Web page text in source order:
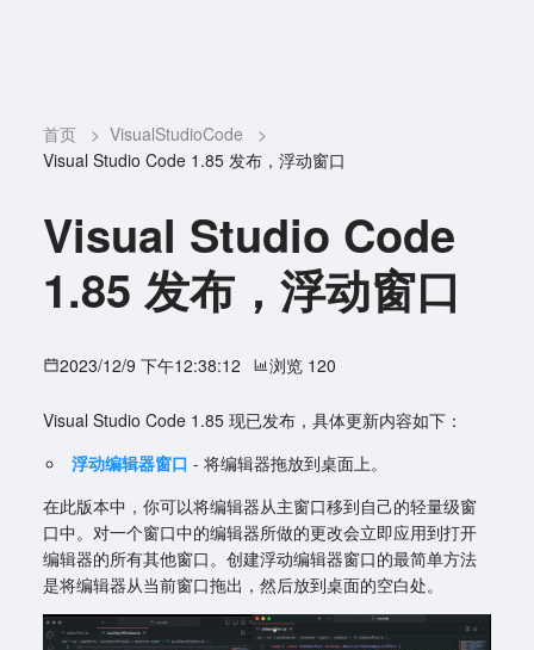
首页 > VisualStudioCode
>
Visual Studio Code 1.85 发布，浮动窗口
Visual Studio Code
1.85 发布，浮动窗口
2023/12/9 下午12:38:12 浏览 120
Visual Studio Code 1.85 现已发布，具体更新内容如下：
浮动编辑器窗口 - 将编辑器拖放到桌面上。
在此版本中，你可以将编辑器从主窗口移到自己的轻量级窗
口中。对一个窗口中的编辑器所做的更改会立即应用到打开
编辑器的所有其他窗口。创建浮动编辑器窗口的最简单方法
是将编辑器从当前窗口拖出，然后放到桌面的空白处。